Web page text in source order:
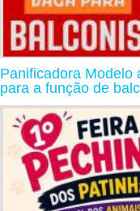
Panificadora Modelo
para a função de